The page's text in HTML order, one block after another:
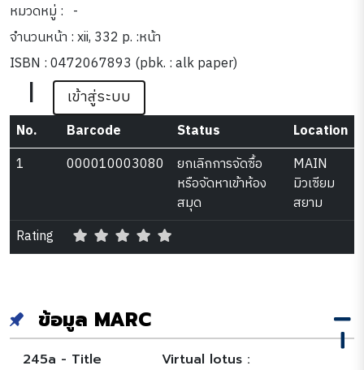
หมวดหมู่ : -
จำนวนหน้า : xii, 332 p. :หน้า
ISBN : 0472067893 (pbk. : alk paper)
| เข้าสู่ระบบ
No. Barcode Status
Location
1
000010003080
ยกเลิกการจัดซื้อ
หรือจัดหาเข้าห้อง
สมุด
MAIN
มิวเซียม
สยาม
Rating
ข้อมูล MARC
245a - Title
Virtual lotus :